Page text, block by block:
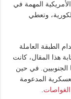
المهمة في
وتعطي
الطبقة العاملة
هذا المقال، كانت
الجنوبيين. في حين
المدعومة
.